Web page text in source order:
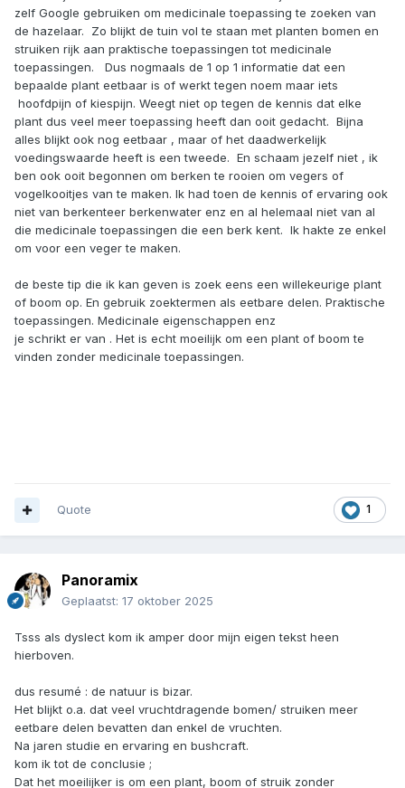
zelf Google gebruiken om medicinale toepassing te zoeken van
de hazelaar. Zo blijkt de tuin vol te staan met planten bomen en
struiken rijk aan praktische toepassingen tot medicinale
toepassingen. Dus nogmaals de 1 op 1 informatie dat een
bepaalde plant eetbaar is of werkt tegen noem maar iets
hoofdpijn of kiespijn. Weegt niet op tegen de kennis dat elke
plant dus veel meer toepassing heeft dan ooit gedacht. Bijna
alles blijkt ook nog eetbaar , maar of het daadwerkelijk
voedingswaarde heeft is een tweede. En schaam jezelf niet , ik
ben ook ooit begonnen om berken te rooien om vegers of
vogelkooitjes van te maken. Ik had toen de kennis of ervaring ook
niet van berkenteer berkenwater enz en al helemaal niet van al
die medicinale toepassingen die een berk kent. Ik hakte ze enkel
om voor een veger te maken.
de beste tip die ik kan geven is zoek eens een willekeurige plant
of boom op. En gebruik zoektermen als eetbare delen. Praktische
toepassingen. Medicinale eigenschappen enz
je schrikt er van . Het is echt moeilijk om een plant of boom te
vinden zonder medicinale toepassingen.
1
Quote
Panoramix
Geplaatst: 17 oktober 2025
Tsss als dyslect kom ik amper door mijn eigen tekst heen
hierboven.
dus resumé : de natuur is bizar.
Het blijkt o.a. dat veel vruchtdragende bomen/ struiken meer
eetbare delen bevatten dan enkel de vruchten.
Na jaren studie en ervaring en bushcraft.
kom ik tot de conclusie ;
Dat het moeilijker is om een plant, boom of struik zonder